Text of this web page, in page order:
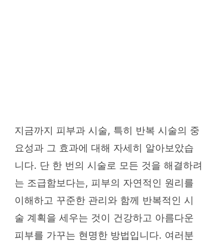
지금까지 피부과 시술, 특히 반복 시술의 중
요성과 그 효과에 대해 자세히 알아보았습
니다. 단 한 번의 시술로 모든 것을 해결하려
는 조급함보다는, 피부의 자연적인 원리를
이해하고 꾸준한 관리와 함께 반복적인 시
술 계획을 세우는 것이 건강하고 아름다운
피부를 가꾸는 현명한 방법입니다. 여러분